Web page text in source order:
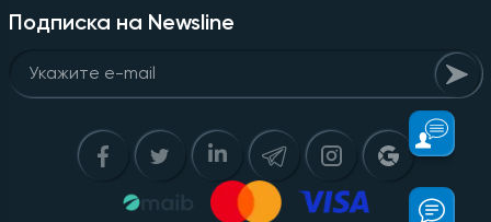
Подписка на Newsline